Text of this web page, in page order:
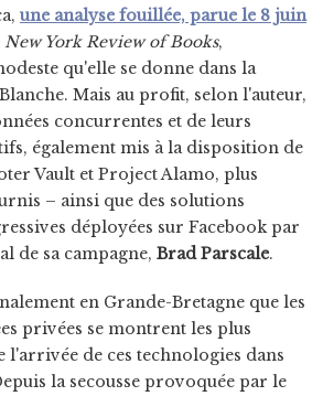
une analyse fouillée, parue le 8 juin
New York Review of Books,
qu'elle se donne dans la
Mais au profit, selon l'auteur,
concurrentes et de leurs
également mis à la disposition de
Vault et Project Alamo, plus
– ainsi que des solutions
déployées sur Facebook par
de sa campagne, Brad Parscale.
en Grande-Bretagne que les
privées se montrent les plus
l'arrivée de ces technologies dans
la secousse provoquée par le